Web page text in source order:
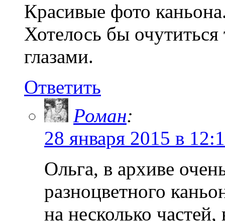
Красивые фото
Хотелось бы
глазами.
Ответить
Роман:
28 января 2015 в
Ольга, в архиве
разноцветного
на несколько